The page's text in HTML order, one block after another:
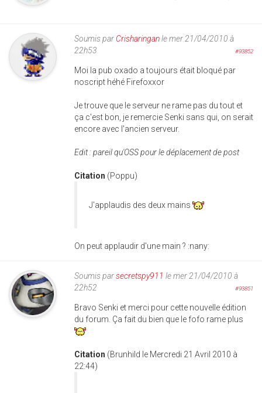
Soumis par Crisharinganle mer 21/04/2010 à
22h53
#93852
Moi la pub oxado a toujours était bloqué par
noscript héhé Firefoxxor
Je trouve que le serveur ne rame pas du tout et
ça c'est bon, je remercie Senki sans qui, on serait
encore avec l'ancien serveur.
Edit : pareil qu'OSS pour le déplacement de post
Citation (Poppu)
J'applaudis des deux mains
On peut applaudir d'une main ? :nany:
Soumis parsecretspy911 le mer 21/04/2010 à
22h52
#93851
Bravo Senki et merci pour cette nouvelle édition
du forum. Ça fait du bien que le fofo rame plus
Citation (Brunhild le Mercredi 21 Avril 2010 à
22:44)